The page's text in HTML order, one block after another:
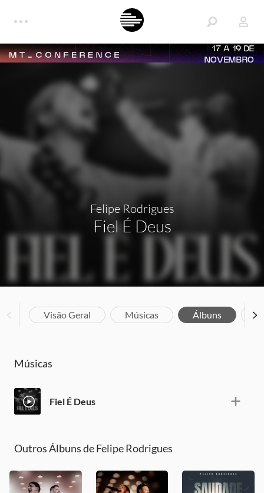
17 A 19 DE
NOVEMBRO
Felipe Rodrigues
Fiel É Deus
Visão Geral Músicas Álbuns
Músicas
Fiel É Deus
Outros Álbuns de Felipe Rodrigues